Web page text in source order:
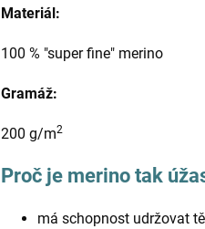
Materiál:
100 % "super fine" merino
Gramáž:
200 g/m2
Proč je merino tak
má schopnost udržovat